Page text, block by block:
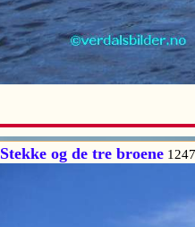
Stekke og de tre broene